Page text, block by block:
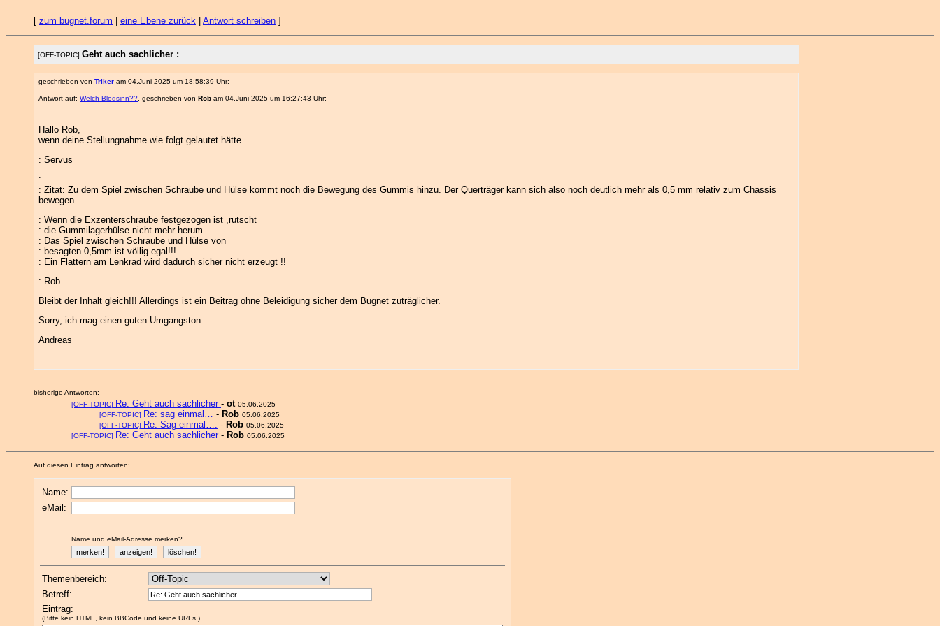
[ zum bugnet.forum eine Ebene zurück Antwort schreiben ]
[OFF-TOPIC] Geht auch sachlicher :
geschrieben von Triker am 04.Juni 2025 um 18:58:39 Uhr:
Antwort auf: Welch Blödsinn?? , geschrieben von Rob am 04.Juni 2025 um 16:27:43 Uhr:
Hallo Rob,
wenn deine Stellungnahme wie folgt gelautet hätte
: Servus
:
: Zitat: Zu dem Spiel zwischen Schraube und Hülse kommt noch die Bewegung des Gummis hinzu. Der Querträger kann sich also noch deutlich mehr als 0,5 mm relativ zum Chassis
bewegen.
: Wenn die Exzenterschraube festgezogen ist ,rutscht
: die Gummilagerhülse nicht mehr herum.
: Das Spiel zwischen Schraube und Hülse von
: besagten 0,5mm ist völlig egal!!!
: Ein Flattern am Lenkrad wird dadurch sicher nicht erzeugt !!
: Rob
Bleibt der Inhalt gleich!!! Allerdings ist ein Beitrag ohne Beleidigung sicher dem Bugnet zuträglicher.
Sorry, ich mag einen guten Umgangston
Andreas
bisherige Antworten:
[OFF-TOPIC] Re: Geht auch sachlicher - ot 05.06.2025
[OFF-TOPIC] Re: sag einmal… - Rob 05.06.2025
[OFF-TOPIC] Re: Sag einmal…. - Rob 05.06.2025
[OFF-TOPIC] Re: Geht auch sachlicher - Rob 05.06.2025
Auf diesen Eintrag antworten:
Name:
eMail:
Name und eMail-Adresse merken?
Themenbereich:
Betreff:
Eintrag:
(Bitte kein HTML, kein BBCode und keine URLs.)